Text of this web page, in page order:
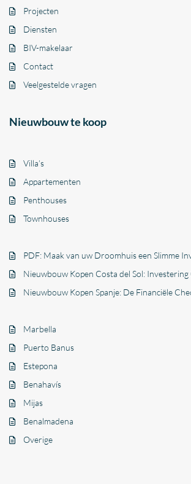
Projecten
Diensten
BIV-makelaar
Contact
Veelgestelde vragen
Nieuwbouw te koop
Villa’s
Appartementen
Penthouses
Townhouses
PDF: Maak van uw Droomhuis een Slimme
Nieuwbouw Kopen Costa del Sol: Investering
Nieuwbouw Kopen Spanje: De Financiële
Marbella
Puerto Banus
Estepona
Benahavís
Mijas
Benalmadena
Overige